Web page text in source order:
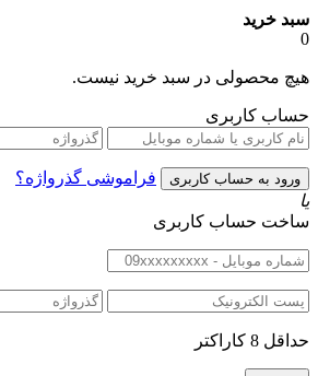
سبد خرید
0
هیچ محصولی در سبد خرید نیست.
حساب کاربری
فراموشی گذرواژه؟
یا
ساخت حساب کاربری
حداقل 8 کاراکتر